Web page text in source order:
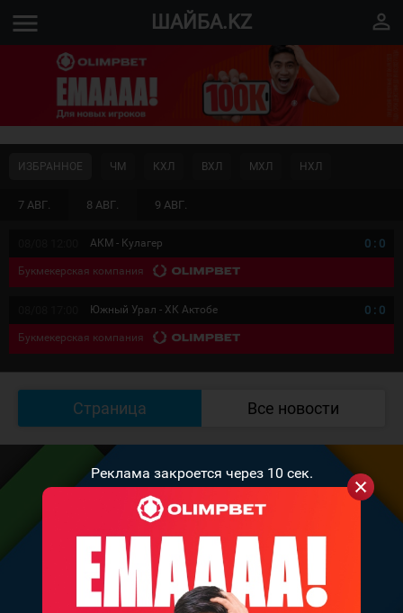
Реклама закроется через 10 сек.
menu ШАЙБА.KZ perm_identity
7 АВГ. 8 АВГ. 9 АВГ.
ИЗБРАННОЕ ЧМ КХЛ ВХЛ МХЛ НХЛ
АКМ - Кулагер 0 : 0
Букмекерская компания
Южный Урал - ХК Актобе 0 : 0
Букмекерская компания
Страница Все новости